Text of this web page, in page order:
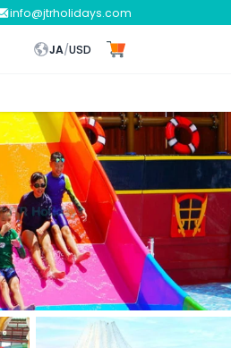
info@jtrholidays.com
JA/USD